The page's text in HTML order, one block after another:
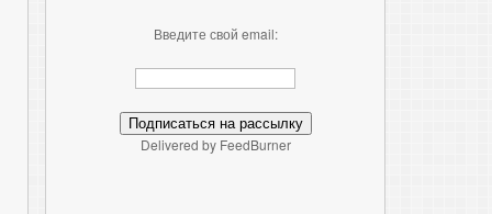
Введите свой email:
Delivered by FeedBurner